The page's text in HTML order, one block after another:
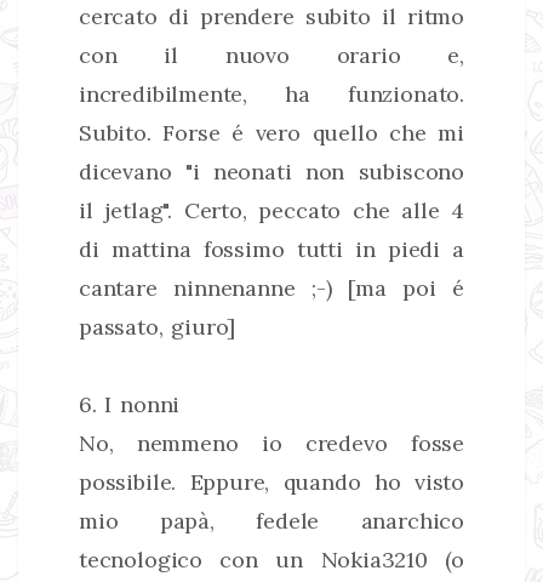
cercato di prendere subito il ritmo
con il nuovo orario e,
incredibilmente, ha funzionato.
Subito. Forse é vero quello che mi
dicevano "i neonati non subiscono
il jetlag". Certo, peccato che alle 4
di mattina fossimo tutti in piedi a
cantare ninnenanne ;-) [ma poi é
passato, giuro]
6. I nonni
No, nemmeno io credevo fosse
possibile. Eppure, quando ho visto
mio papà, fedele anarchico
tecnologico con un Nokia3210 (o